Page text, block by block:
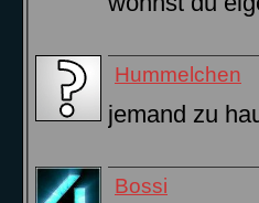
Hummelchen
jemand zu
Bossi